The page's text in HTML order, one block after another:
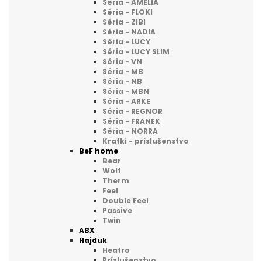
Séria - FLOKI
Séria - ZIBI
Séria - NADIA
Séria - LUCY
Séria - LUCY SLIM
Séria - VN
Séria - MB
Séria - NB
Séria - MBN
Séria - ARKE
Séria - REGNOR
Séria - FRANEK
Séria - NORRA
Kratki - príslušenstvo
BeF home
Bear
Wolf
Therm
Feel
Double Feel
Passive
Twin
ABX
Hajduk
Heatro